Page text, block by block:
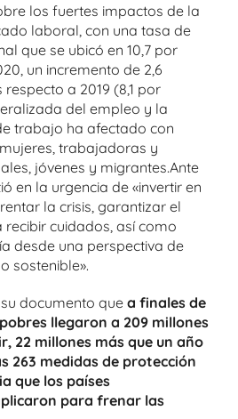
los fuertes impactos de la
laboral, con una tasa de
que se ubicó en 10,7 por
un incremento de 2,6
a 2019 (8,1 por
del empleo y la
trabajo ha afectado con
trabajadoras y
jóvenes y migrantes.Ante
en la urgencia de «invertir en
la crisis, garantizar el
cuidados, así como
desde una perspectiva de
sostenible».
documento que a finales de
llegaron a 209 millones
22 millones más que un año
263 medidas de protección
que los países
para frenar las